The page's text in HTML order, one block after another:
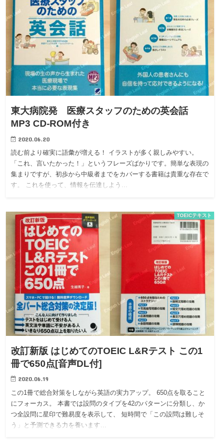
東大病院発 医療スタッフのための英会話
MP3 CD-ROM付き
2020.06.20
読む前より確実に語彙が増える！ イラストが多く親しみやすい。
「これ、言いたかった！」というフレーズばかりです。簡単な表現の
集まりですが、初歩から中級者までをカバーする書籍は貴重な存在で
す。 これを使って、情報を伝達しよう…
TOEICテキスト
改訂新版 はじめてのTOEIC L&Rテスト この1
冊で650点[音声DL付]
2020.06.19
この1冊で総合対策をしながら英語の実力アップ。 650点を取ること
にフォーカス。 本書では設問のタイプを42のパターンに分類し、か
つ全設問に星印で難易度を表示して、 短時間で「この設問は難しそ
う」と予測できる力を養います…